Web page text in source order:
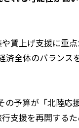
賃上げ支援に重
済全体のバランス
の予算が「北陸応
支援を再開するた